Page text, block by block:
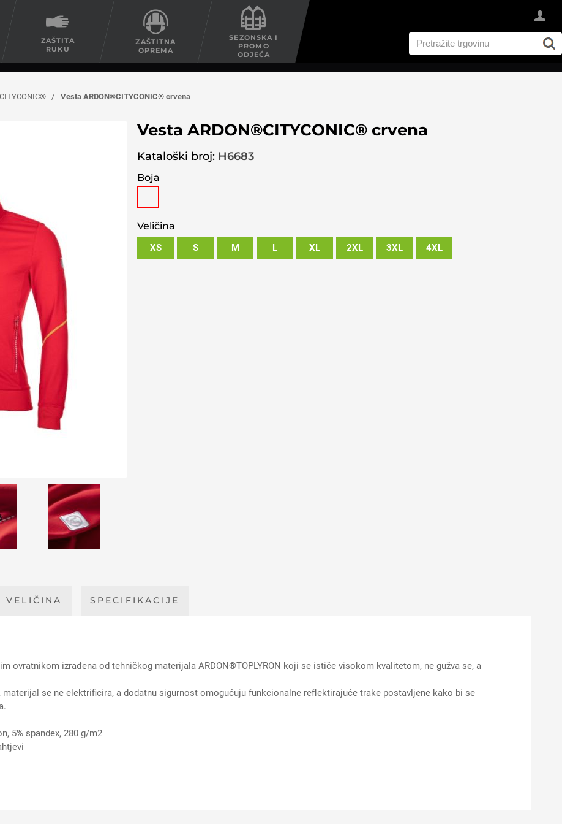
ZAŠTITA
RUKU
ZAŠTITNA
OPREMA
SEZONSKA I
PROMO
ODJEĆA
/ Vesta ARDON®CITYCONIC® crvena
Vesta ARDON®CITYCONIC® crvena
Kataloški broj: H6683
Boja
Veličina
XS S M L XL 2XL 3XL 4XL
VELIČINA SPECIFIKACIJE
ovratnikom izrađena od tehničkog materijala ARDON®TOPLYRON koji se ističe visokom kvalitetom, ne gužva se, a
se ne elektrificira, a dodatnu sigurnost omogućuju funkcionalne reflektirajuće trake postavljene kako bi se
5% spandex, 280 g/m2